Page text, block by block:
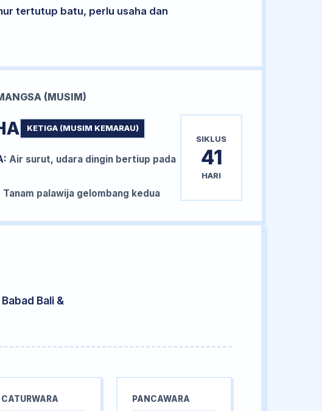
tertutup batu, perlu usaha dan
(MUSIM)
KETIGA (MUSIM KEMARAU)
Air surut, udara dingin bertiup pada
Tanam palawija gelombang kedua
SIKLUS
41
HARI
Bali &
CATURWARA PANCAWARA